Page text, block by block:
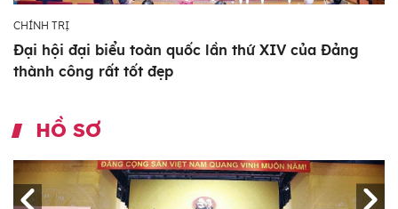
CHÍNH TRỊ
Đại hội đại biểu toàn quốc lần thứ XIV của Đảng
thành công rất tốt đẹp
HỒ SƠ